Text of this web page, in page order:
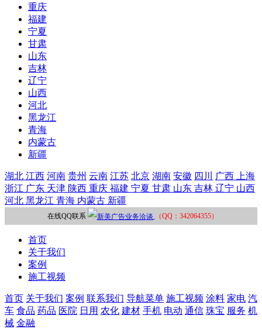
重庆
福建
宁夏
甘肃
山东
吉林
辽宁
山西
河北
黑龙江
青海
内蒙古
新疆
湖北 江西 河南 贵州 云南 江苏 北京 湖南 安徽 四川 广西
上海
浙江 广东 天津 陕西 重庆 福建 宁夏 甘肃 山东 吉林 辽宁 山西
河北 黑龙江 青海 内蒙古 新疆
在线QQ联系 （QQ：342064355）
首页
关于我们
案例
施工视频
首页 关于我们 案例 联系我们 导航菜单 施工视频 涂料 家电 汽
车 食品 药品 医院 日用 农化 建材 手机 电动 通信 珠宝 服务 机
械 金融